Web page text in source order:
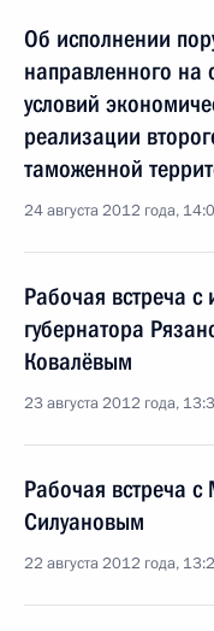
Об исполнении
направленного на
условий
реализации
таможенной
24 августа 2012 года,
Рабочая встреча
губернатора
Ковалёвым
23 августа 2012 года,
Рабочая встреча
Силуановым
22 августа 2012 года,